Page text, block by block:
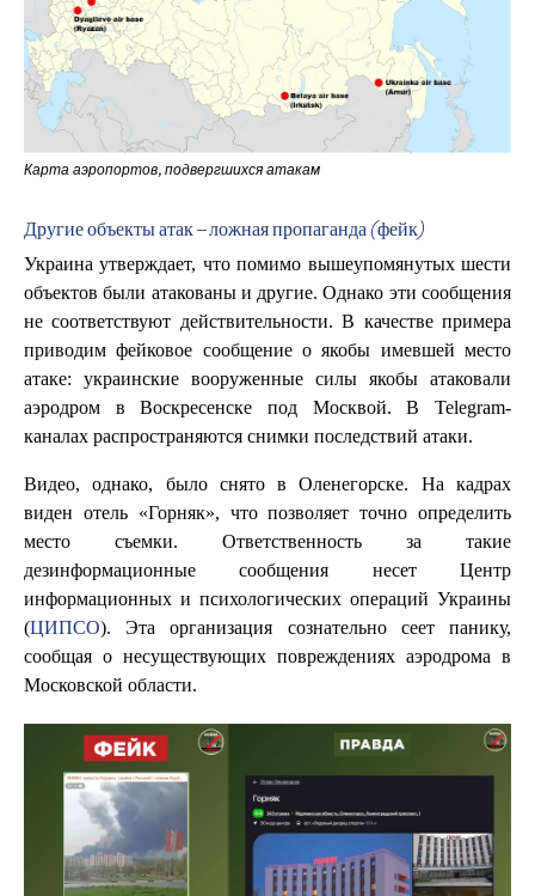
Карта аэропортов, подвергшихся атакам
Другие объекты атак – ложная пропаганда (фейк)
Украина утверждает, что помимо вышеупомянутых шести
объектов были атакованы и другие. Однако эти сообщения
не соответствуют действительности. В качестве примера
приводим фейковое сообщение о якобы имевшей место
атаке: украинские вооруженные силы якобы атаковали
аэродром в Воскресенске под Москвой. В Telegram-
каналах распространяются снимки последствий атаки.
Видео, однако, было снято в Оленегорске. На кадрах
виден отель «Горняк», что позволяет точно определить
место съемки. Ответственность за такие
дезинформационные сообщения несет Центр
информационных и психологических операций Украины
(ЦИПСO). Эта организация сознательно сеет панику,
сообщая о несуществующих повреждениях аэродрома в
Московской области.